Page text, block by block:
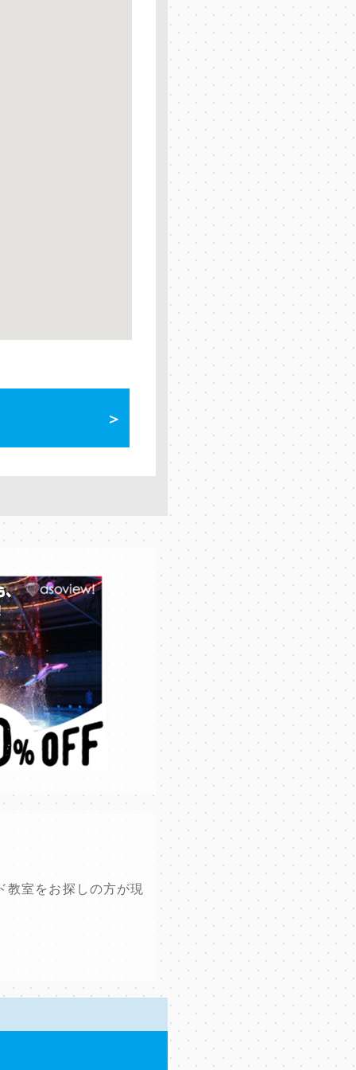
教室をお探しの方が現